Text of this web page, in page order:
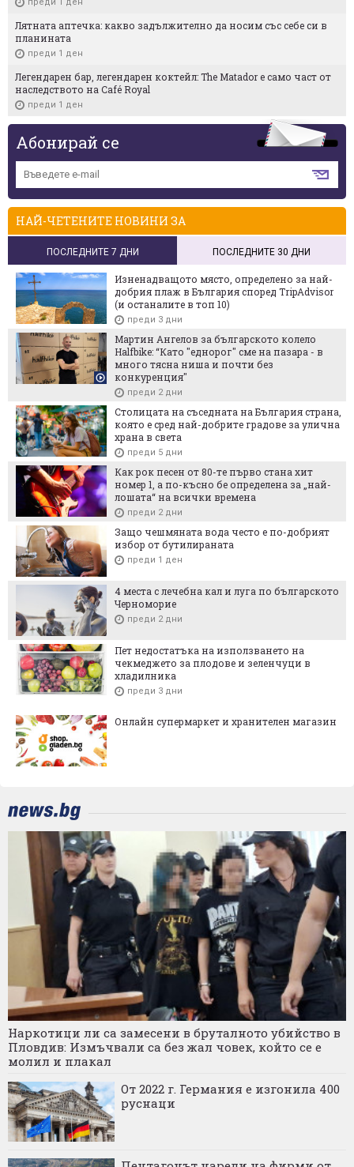
Лятната аптечка: какво задължително да носим със себе си в
планината
преди 1 ден
Легендарен бар, легендарен коктейл: The Matador е само част от
наследството на Café Royal
преди 1 ден
Абонирай се
НАЙ-ЧЕТЕНИТЕ НОВИНИ ЗА
ПОСЛЕДНИТЕ 7 ДНИ ПОСЛЕДНИТЕ 30 ДНИ
Изненадващото място, определено за най-
добрия плаж в България според TripAdvisor
(и останалите в топ 10)
преди 3 дни
Мартин Ангелов за българското колело
Halfbike: “Като "еднорог" сме на пазара - в
много тясна ниша и почти без
конкуренция"
преди 2 дни
Столицата на съседната на България страна,
която е сред най-добрите градове за улична
храна в света
преди 5 дни
Как рок песен от 80-те първо стана хит
номер 1, а по-късно бе определена за „най-
лошата“ на всички времена
преди 2 дни
Защо чешмяната вода често е по-добрият
избор от бутилираната
преди 1 ден
4 места с лечебна кал и луга по българското
Черноморие
преди 2 дни
Пет недостатъка на използването на
чекмеджето за плодове и зеленчуци в
хладилника
преди 3 дни
Онлайн супермаркет и хранителен магазин
Наркотици ли са замесени в бруталното убийство в
Пловдив: Измъчвали са без жал човек, който се е
молил и плакал
От 2022 г. Германия е изгонила 400
руснаци